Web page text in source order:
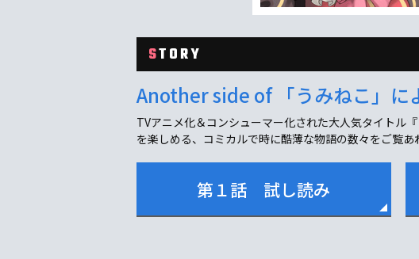
STORY
Another side of 「うみねこ」に
TVアニメ化＆コンシューマー化された大人気タイトル
を楽しめる、コミカルで時に酷薄な物語の数々をご覧あ
第１話 試し読み